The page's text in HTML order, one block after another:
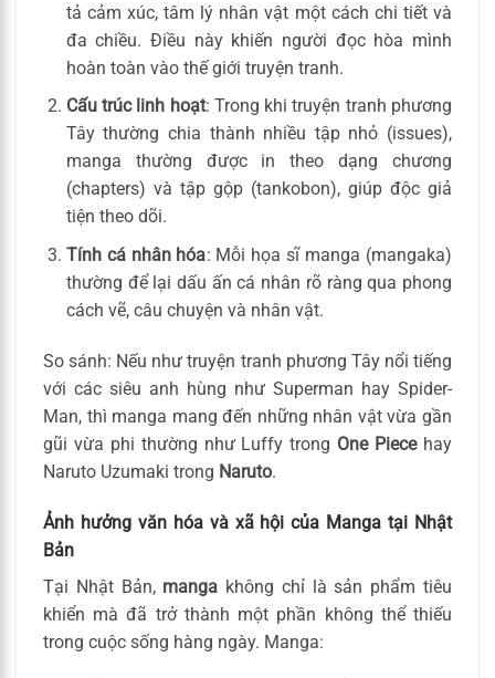
tả cảm xúc, tâm lý nhân vật một cách chi tiết và
đa chiều. Điều này khiến người đọc hòa mình
hoàn toàn vào thế giới truyện tranh.
Cấu trúc linh hoạt: Trong khi truyện tranh phương
Tây thường chia thành nhiều tập nhỏ (issues),
manga thường được in theo dạng chương
(chapters) và tập gộp (tankobon), giúp độc giả
tiện theo dõi.
Tính cá nhân hóa: Mỗi họa sĩ manga (mangaka)
thường để lại dấu ấn cá nhân rõ ràng qua phong
cách vẽ, câu chuyện và nhân vật.
So sánh: Nếu như truyện tranh phương Tây nổi tiếng
với các siêu anh hùng như Superman hay Spider-
Man, thì manga mang đến những nhân vật vừa gần
gũi vừa phi thường như Luffy trong One Piecehay
Naruto Uzumaki trong Naruto.
Ảnh hưởng văn hóa và xã hội của Manga tại Nhật
Bản
Tại Nhật Bản, manga không chỉ là sản phẩm tiêu
khiển mà đã trở thành một phần không thể thiếu
trong cuộc sống hàng ngày. Manga: